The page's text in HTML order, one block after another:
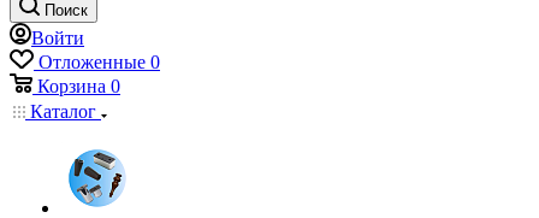
Поиск
Войти
Отложенные 0
Корзина 0
Каталог